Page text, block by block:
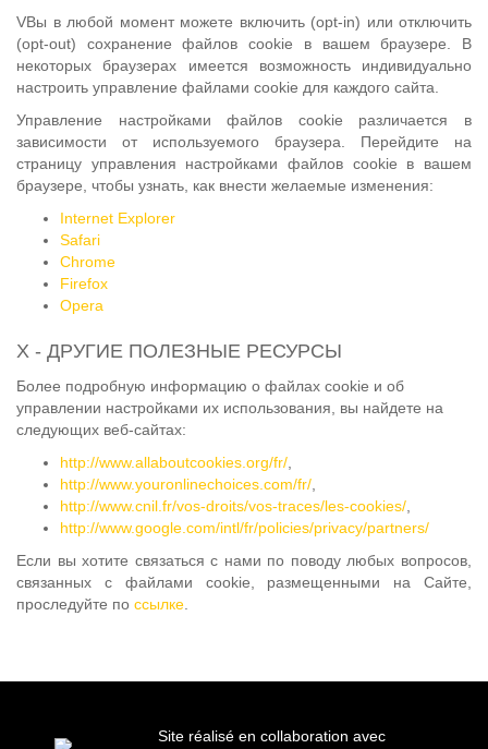
VВы в любой момент можете включить (opt-in) или отключить
(opt-out) сохранение файлов cookie в вашем браузере. В
некоторых браузерах имеется возможность индивидуально
настроить управление файлами cookie для каждого сайта.
Управление настройками файлов cookie различается в
зависимости от используемого браузера. Перейдите на
страницу управления настройками файлов cookie в вашем
браузере, чтобы узнать, как внести желаемые изменения:
Internet Explorer
Safari
Chrome
Firefox
Opera
X - ДРУГИЕ ПОЛЕЗНЫЕ РЕСУРСЫ
Более подробную информацию о файлах cookie и об
управлении настройками их использования, вы найдете на
следующих веб-сайтах:
http://www.allaboutcookies.org/fr/
http://www.youronlinechoices.com/fr/
http://www.cnil.fr/vos-droits/vos-traces/les-cookies/
http://www.google.com/intl/fr/policies/privacy/partners/
Если вы хотите связаться с нами по поводу любых вопросов,
связанных с файлами cookie, размещенными на Сайте,
проследуйте по ссылке
Site réalisé en collaboration avec